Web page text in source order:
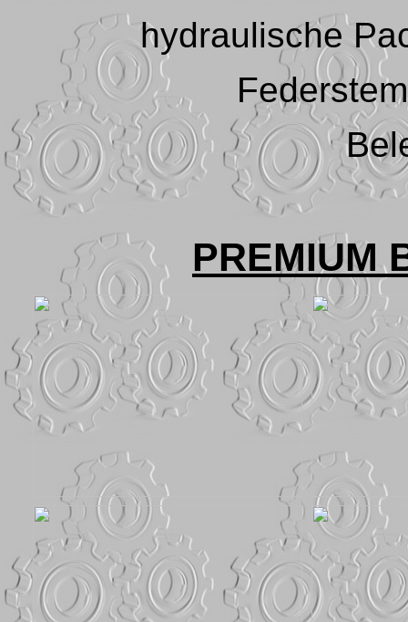
hydraulische
PREMIUM